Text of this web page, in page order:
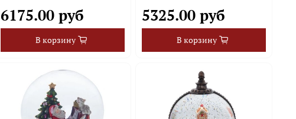
6175.00 руб
В корзину
5325.00 руб
В корзину